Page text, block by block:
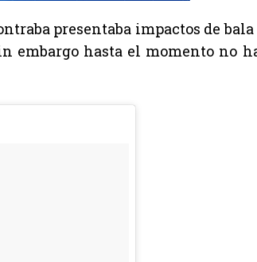
presentaba impactos de
embargo hasta el momento no